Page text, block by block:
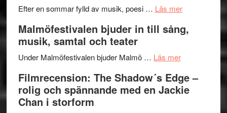
genrens
terräng
på
Efter en sommar fylld av musik, poesi … Läs merom
Endre,
Roland
Pöntinen
Malmöfestivalen bjuder in till sång,
musik, samtal och teater
Under Malmöfestivalen bjuder Malmö … Läs merom
bjuder
in
Filmrecension: The Shadow´s Edge –
rolig och spännande med en Jackie
Chan i storform